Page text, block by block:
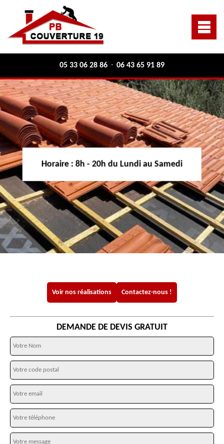
05 33 06 28 86 - 06 43 65 91 89
Horaire : 8h - 20h du Lundi au Samedi
Voir nos réalisations Contactez-nous !
DEMANDE DE DEVIS GRATUIT